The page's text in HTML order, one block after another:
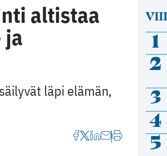
1
2
3
4
5
altistaa
ja
läpi elämän,